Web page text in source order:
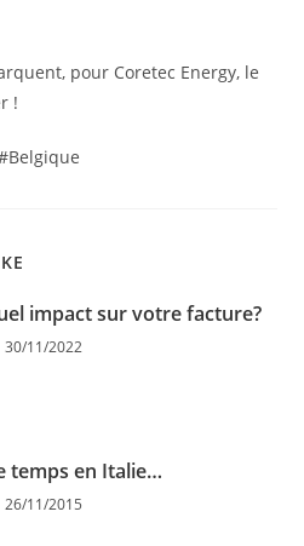
pour Coretec Energy, le
!
impact sur votre facture?
30/11/2022
temps en Italie…
26/11/2015